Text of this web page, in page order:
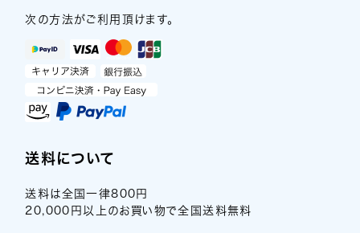
次の方法がご利用頂けます。
送料について
送料は全国一律800円
20,000円以上のお買い物で全国送料無料